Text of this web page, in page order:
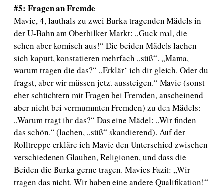
#5: Fragen an Fremde
Mavie, 4, lauthals zu zwei Burka tragenden Mädels in
der U-Bahn am Oberbilker Markt: „Guck mal, die
sehen aber komisch aus!“ Die beiden Mädels lachen
sich kaputt, konstatieren mehrfach „süß“. „Mama,
warum tragen die das?“ „Erklär‘ ich dir gleich. Oder du
fragst, aber wir müssen jetzt aussteigen.“ Mavie (sonst
eher schüchtern mit Fragen bei Fremden, anscheinend
aber nicht bei vermummten Fremden) zu den Mädels:
„Warum tragt ihr das?“ Das eine Mädel: „Wir finden
das schön.“ (lachen, „süß“ skandierend). Auf der
Rolltreppe erkläre ich Mavie den Unterschied zwischen
verschiedenen Glauben, Religionen, und dass die
Beiden die Burka gerne tragen. Mavies Fazit: „Wir
tragen das nicht. Wir haben eine andere Qualifikation!“